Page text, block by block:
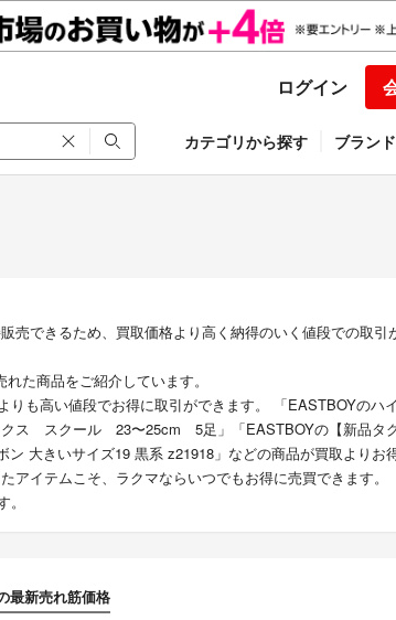
ログイン
カテゴリから探す ブラン
売できるため、買取価格より高く納得のいく値段での取引
た商品をご紹介しています。
も高い値段でお得に取引ができます。 「EASTBOYのハ
ス スクール 23〜25cm 5足」「EASTBOYの【新品タ
大きいサイズ19 黒系 z21918」などの商品が買取よりお
イテムこそ、ラクマならいつでもお得に売買できます。
最新売れ筋価格